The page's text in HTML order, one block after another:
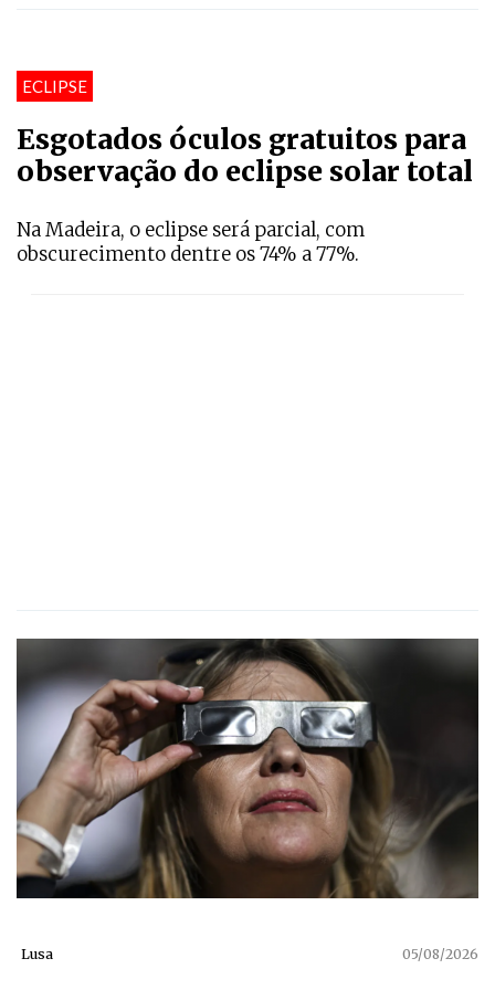
ECLIPSE
Esgotados óculos gratuitos para
observação do eclipse solar total
Na Madeira, o eclipse será parcial, com
obscurecimento dentre os 74% a 77%.
Lusa 05/08/2026